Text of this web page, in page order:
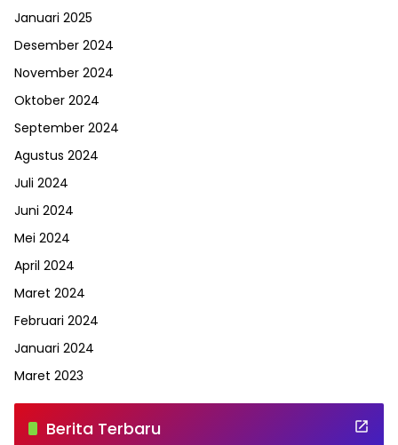
Januari 2025
Desember 2024
November 2024
Oktober 2024
September 2024
Agustus 2024
Juli 2024
Juni 2024
Mei 2024
April 2024
Maret 2024
Februari 2024
Januari 2024
Maret 2023
Berita Terbaru